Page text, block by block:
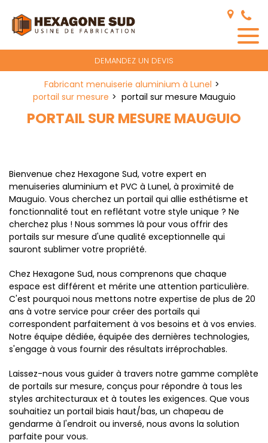
DEMANDEZ UN DEVIS
Fabricant menuiserie aluminium à Lunel
portail sur mesure
portail sur mesure Mauguio
PORTAIL SUR MESURE MAUGUIO
Bienvenue chez Hexagone Sud, votre expert en
menuiseries aluminium et PVC à Lunel, à proximité de
Mauguio. Vous cherchez un portail qui allie esthétisme et
fonctionnalité tout en reflétant votre style unique ? Ne
cherchez plus ! Nous sommes là pour vous offrir des
portails sur mesure d'une qualité exceptionnelle qui
sauront sublimer votre propriété.
Chez Hexagone Sud, nous comprenons que chaque
espace est différent et mérite une attention particulière.
C'est pourquoi nous mettons notre expertise de plus de 20
ans à votre service pour créer des portails qui
correspondent parfaitement à vos besoins et à vos envies.
Notre équipe dédiée, équipée des dernières technologies,
s'engage à vous fournir des résultats irréprochables.
Laissez-nous vous guider à travers notre gamme complète
de portails sur mesure, conçus pour répondre à tous les
styles architecturaux et à toutes les exigences. Que vous
souhaitiez un portail biais haut/bas, un chapeau de
gendarme à l'endroit ou inversé, nous avons la solution
parfaite pour vous.